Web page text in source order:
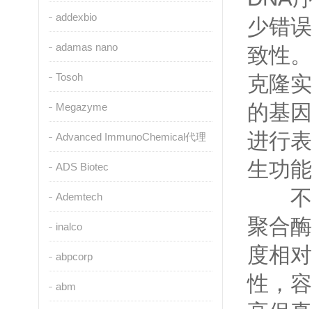
addexbio
adamas nano
Tosoh
Megazyme
Advanced ImmunoChemical代理
ADS Biotec
Ademtech
inalco
abpcorp
abm
少错
致性
克隆
的基
进行
生功
不同
聚合
度相
性，